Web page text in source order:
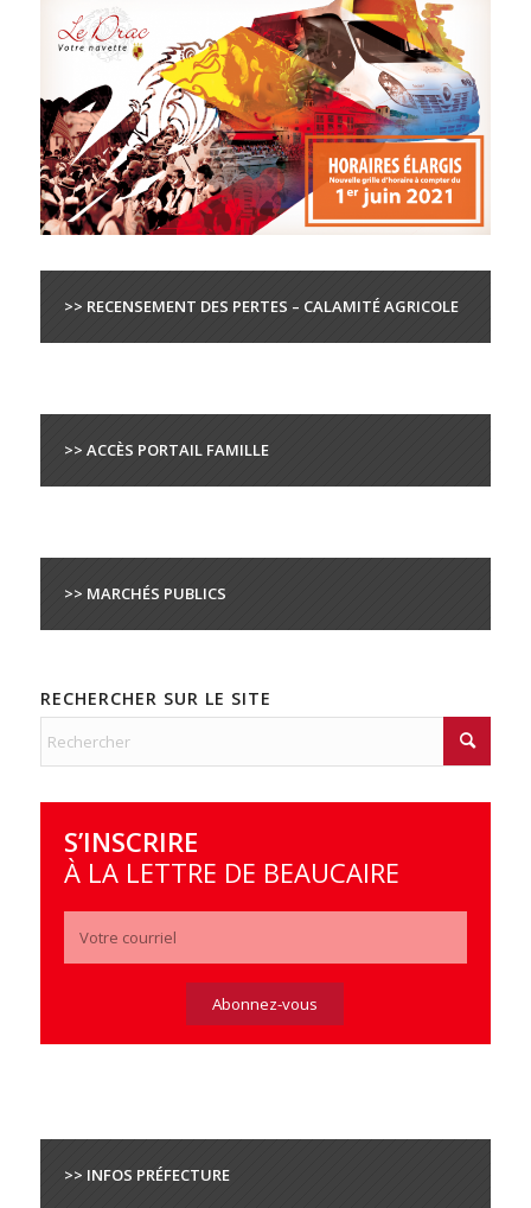
>> RECENSEMENT DES PERTES – CALAMITÉ AGRICOLE
>> ACCÈS PORTAIL FAMILLE
>> MARCHÉS PUBLICS
RECHERCHER SUR LE SITE
S’INSCRIRE
À LA LETTRE DE BEAUCAIRE
>> INFOS PRÉFECTURE